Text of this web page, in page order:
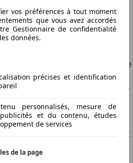
vos préférences à tout moment
que vous avez accordés
Gestionnaire de confidentialité
données.
précises et identification
personnalisés, mesure de
et du contenu, études
de services
de la page
et progressivelimite les
composants neufs et permet au
sans forcer les pistons ni
(ville, route, autoroute)
expose le
de travail. Les trajets
urbaines, les nationales et les
manière équilibrée et
d’huile et de carburant
d’éventuelles anomalies pendant
de manière excessive au début